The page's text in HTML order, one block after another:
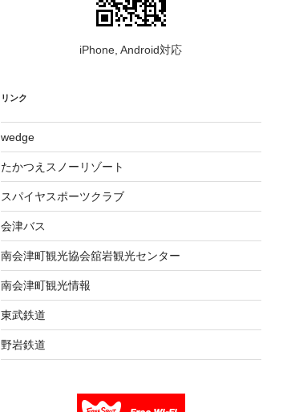
iPhone, Android対応
リンク
wed​ge
たかつえスノーリゾート
スパイヤスポーツクラブ
会津バス
南会津町観光協会舘岩観光センター
南会津町観光情報
東武鉄道
野岩鉄道